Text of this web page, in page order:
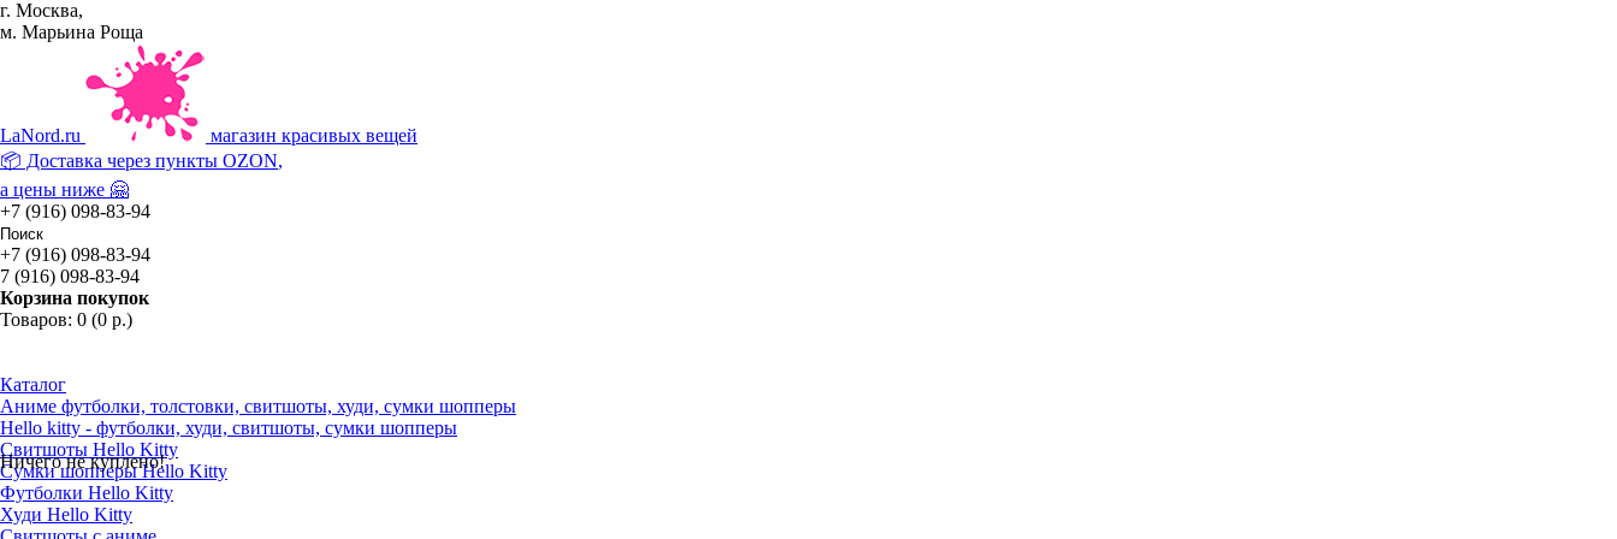
г. Москва,
м. Марьина Роща
LaNord.ru
магазин красивых вещей
📦 Доставка через пункты OZON,
а цены ниже 🤗
+7 (916) 098-83-94
+7 (916) 098-83-94
7 (916) 098-83-94
Корзина покупок
Товаров: 0 (0 р.)
Ничего не куплено!
Каталог
Аниме футболки, толстовки, свитшоты, худи, сумки шопперы
Hello kitty - футболки, худи, свитшоты, сумки шопперы
Свитшоты Hello Kitty
Сумки шопперы Hello Kitty
Футболки Hello Kitty
Худи Hello Kitty